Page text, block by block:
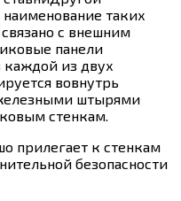
наименование таких
с внешним
панели
каждой из двух
вовнутрь
штырями
стенкам.
прилегает к стенкам
безопасности